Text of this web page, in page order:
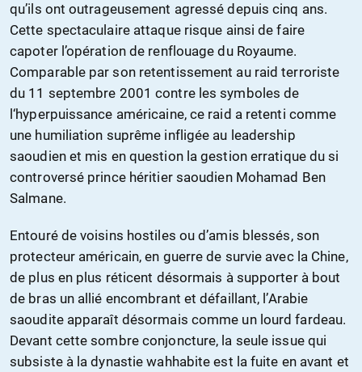
qu’ils ont outrageusement agressé depuis cinq ans.
Cette spectaculaire attaque risque ainsi de faire
capoter l’opération de renflouage du Royaume.
Comparable par son retentissement au raid terroriste
du 11 septembre 2001 contre les symboles de
l‘hyperpuissance américaine, ce raid a retenti comme
une humiliation suprême infligée au leadership
saoudien et mis en question la gestion erratique du si
controversé prince héritier saoudien Mohamad Ben
Salmane.
Entouré de voisins hostiles ou d’amis blessés, son
protecteur américain, en guerre de survie avec la Chine,
de plus en plus réticent désormais à supporter à bout
de bras un allié encombrant et défaillant, l’Arabie
saoudite apparaît désormais comme un lourd fardeau.
Devant cette sombre conjoncture, la seule issue qui
subsiste à la dynastie wahhabite est la fuite en avant et